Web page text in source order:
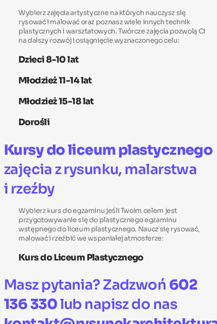
Wybierz zajęcia artystyczne na których nauczysz się
rysować i malować oraz poznasz wiele innych technik
plastycznych i warsztatowych. Twórcze zajęcia pozwolą Ci
na dalszy rozwój i osiągnięcie wyznaczonego celu:
Dzieci 8-10 lat
Młodzież 11-14 lat
Młodzież 15-18 lat
Dorośli
Kursy do liceum plastycznego
zajęcia z rysunku, malarstwa
i rzeźby
Wybierz kurs do egzaminu jeśli Twoim celem jest
przygotowywanie się do plastycznego egzaminu
wstępnego do liceum plastycznego. Naucz się rysować,
malować i rzeźbić we wspaniałej atmosferze:
Kurs do Liceum Plastycznego
Masz pytania? Zadzwoń 602
136 330lub napisz do nas